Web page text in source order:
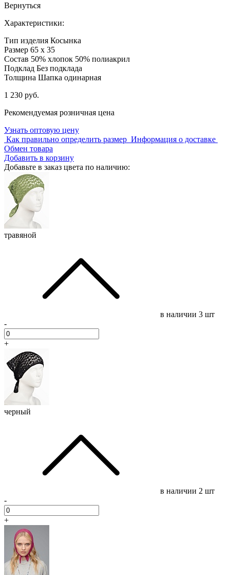
Вернуться
Характеристики:
Тип изделия Косынка
Размер 65 x 35
Состав 50% хлопок 50% полиакрил
Подклад Без подклада
Толщина Шапка одинарная
1 230 руб.
Рекомендуемая розничная цена
Узнать оптовую цену
Как правильно определить размер Информация о доставке
Обмен товара
Добавить в корзину
Добавьте в заказ цвета по наличию:
травяной
в наличии 3 шт
-
+
черный
в наличии 2 шт
-
+